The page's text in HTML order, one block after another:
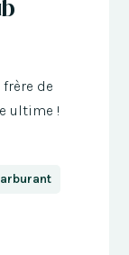
de
ultime !